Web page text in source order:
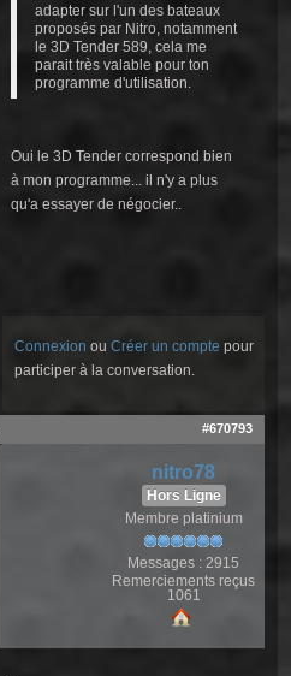
adapter sur l'un des bateaux
proposés par Nitro, notamment
le 3D Tender 589, cela me
parait très valable pour ton
programme d'utilisation.
Oui le 3D Tender correspond bien
à mon programme... il n'y a plus
qu'a essayer de négocier..
Connexion ouCréer un compte pour
participer à la conversation.
#670793
nitro78
Hors Ligne
Membre platinium
Messages : 2915
Remerciements reçus
1061